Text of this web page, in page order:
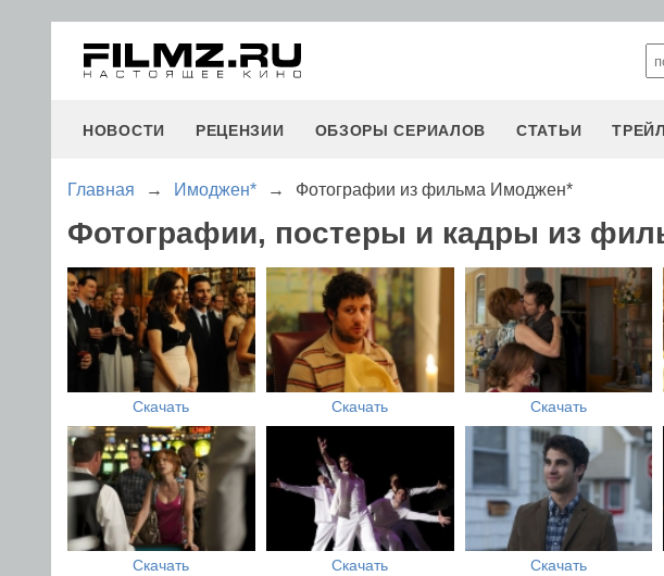
НОВОСТИ РЕЦЕНЗИИ ОБЗОРЫ СЕРИАЛОВ СТАТЬИ
Главная → Имоджен* → Фотографии из фильма Имоджен*
Фотографии, постеры и кадры из
Скачать Скачать Скачать
Скачать Скачать Скачать